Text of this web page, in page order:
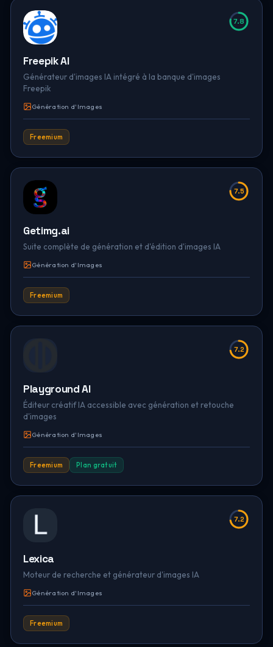
7.8
Freepik AI
Générateur d'images IA intégré à la banque d'images
Freepik
Génération d'Images
Freemium
7.5
Getimg.ai
Suite complète de génération et d'édition d'images IA
Génération d'Images
Freemium
7.2
Playground AI
Éditeur créatif IA accessible avec génération et retouche
d'images
Génération d'Images
Freemium Plan gratuit
7.2
Lexica
Moteur de recherche et générateur d'images IA
Génération d'Images
Freemium